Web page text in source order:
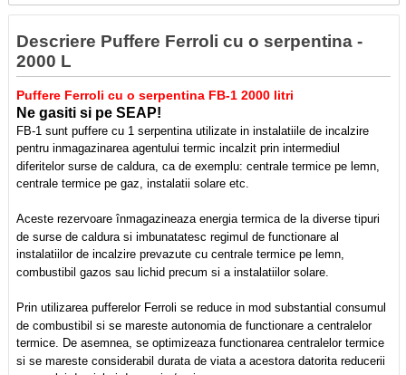
Descriere Puffere Ferroli cu o serpentina -
2000 L
Puffere Ferroli cu o serpentina FB-1 2000 litri
Ne gasiti si pe SEAP!
FB-1 sunt puffere cu 1 serpentina utilizate in instalatiile de incalzire
pentru inmagazinarea agentului termic incalzit prinintermediul
diferitelor surse de caldura, ca de exemplu: centrale termice pe lemn,
centrale termice pe gaz, instalatii solareetc.
Aceste rezervoare înmagazineaza energia termica de la diverse tipuri
de surse de caldura si imbunatatesc regimulde functionare al
instalatiilor de incalzire prevazute cu centrale termice pe lemn,
combustibil gazos sau lichid precum si ainstalatiilor solare.
Prin utilizarea pufferelor Ferroli se reduce in mod substantial consumul
de combustibil si se mareste autonomia defunctionare a centralelor
termice. De asemnea, se optimizeaza functionarea centralelor termice
si se mareste considerabildurata de viata a acestora datorita reducerii